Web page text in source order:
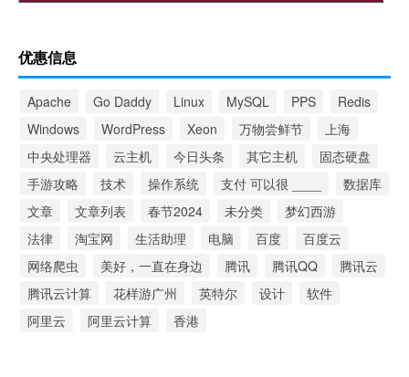
优惠信息
Apache Go Daddy Linux MySQL PPS
Redis
Windows
WordPress Xeon 万物尝鲜节
上海
中央处理器
云主机 今日头条 其它主机
固态硬盘
手游攻略
技术 操作系统 支付 可以很 ____
数据库
文章
文章列表 春节2024 未分类
梦幻西游
法律
淘宝网 生活助理 电脑 百度
百度云
网络爬虫
美好，一直在身边 腾讯 腾讯QQ
腾讯云
腾讯云计算
花样游广州 英特尔 设计
软件
阿里云
阿里云计算 香港